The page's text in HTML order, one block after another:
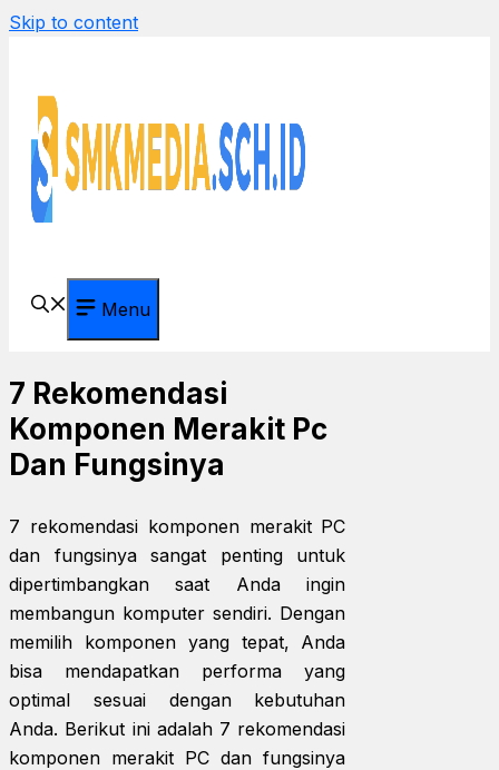
Skip to content
Menu
7 Rekomendasi
Komponen Merakit Pc
Dan Fungsinya
7 rekomendasi komponen merakit PC
dan fungsinya sangat penting untuk
dipertimbangkan saat Anda ingin
membangun komputer sendiri. Dengan
memilih komponen yang tepat, Anda
bisa mendapatkan performa yang
optimal sesuai dengan kebutuhan
Anda. Berikut ini adalah 7 rekomendasi
komponen merakit PC dan fungsinya